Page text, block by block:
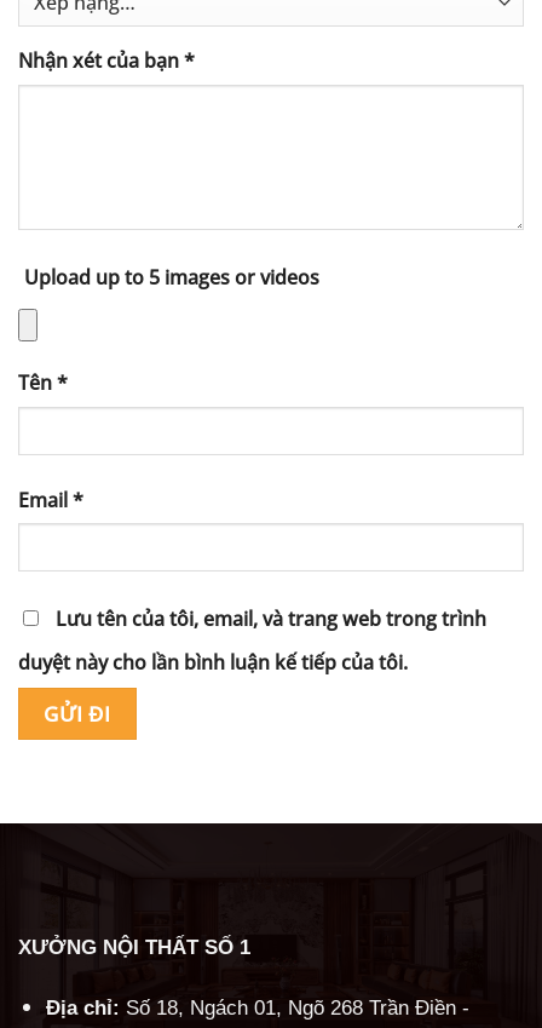
Nhận xét của bạn*
Upload up to 5 images or videos
Tên*
Email*
Lưu tên của tôi, email, và trang web trong trình
duyệt này cho lần bình luận kế tiếp của tôi.
XƯỞNG NỘI THẤT SỐ 1
Địa chỉ: Số 18, Ngách 01, Ngõ 268 Trần Điền -